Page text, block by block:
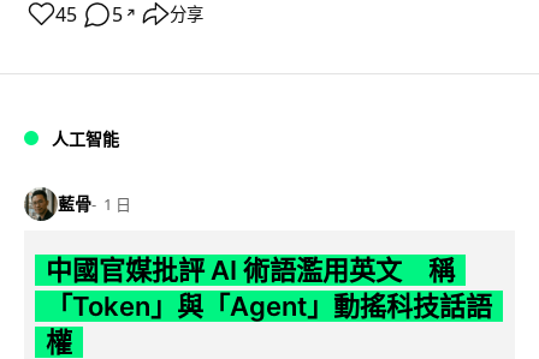
45 5 ↗ 分享
人工智能
藍骨 1 日
中國官媒批評 AI 術語濫用英文 稱
「Token」與「Agent」動搖科技話語
權